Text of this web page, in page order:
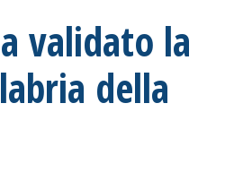
validato la
della